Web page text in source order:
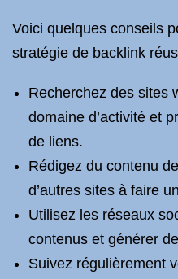
Voici quelques conseils
stratégie de backlink
Recherchez des sites
domaine d’activité et
de liens.
Rédigez du contenu
d’autres sites à faire
Utilisez les réseaux
contenus et générer
Suivez régulièrement